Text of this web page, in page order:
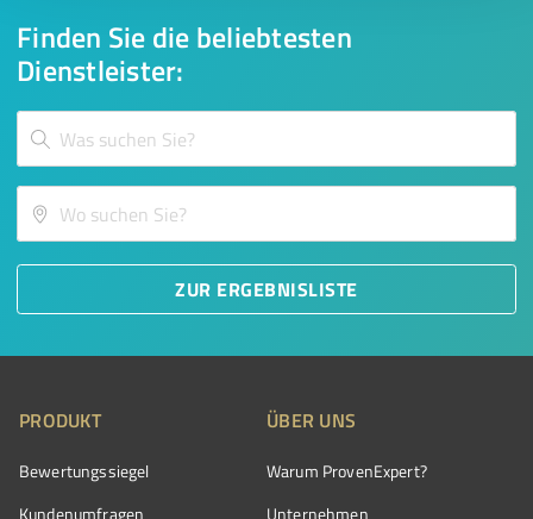
Finden Sie die beliebtesten
Dienstleister:
ZUR ERGEBNISLISTE
PRODUKT
Bewertungssiegel
Kundenumfragen
ÜBER UNS
Warum ProvenExpert?
Unternehmen